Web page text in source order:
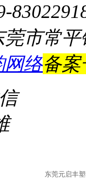
市常
网络备
东莞元启丰